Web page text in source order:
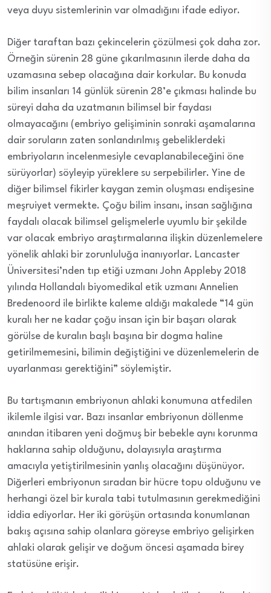
veya duyu sistemlerinin var olmadığını ifade ediyor.
Diğer taraftan bazı çekincelerin çözülmesi çok daha zor.
Örneğin sürenin 28 güne çıkarılmasının ilerde daha da
uzamasına sebep olacağına dair korkular. Bu konuda
bilim insanları 14 günlük sürenin 28’e çıkması halinde bu
süreyi daha da uzatmanın bilimsel bir faydası
olmayacağını (embriyo gelişiminin sonraki aşamalarına
dair soruların zaten sonlandırılmış gebeliklerdeki
embriyoların incelenmesiyle cevaplanabileceğini öne
sürüyorlar) söyleyip yüreklere su serpebilirler. Yine de
diğer bilimsel fikirler kaygan zemin oluşması endişesine
meşruiyet vermekte. Çoğu bilim insanı, insan sağlığına
faydalı olacak bilimsel gelişmelerle uyumlu bir şekilde
var olacak embriyo araştırmalarına ilişkin düzenlemelere
yönelik ahlaki bir zorunluluğa inanıyorlar. Lancaster
Üniversitesi’nden tıp etiği uzmanı John Appleby 2018
yılında Hollandalı biyomedikal etik uzmanı Annelien
Bredenoord ile birlikte kaleme aldığı makalede “14 gün
kuralı her ne kadar çoğu insan için bir başarı olarak
görülse de kuralın başlı başına bir dogma haline
getirilmemesini, bilimin değiştiğini ve düzenlemelerin de
uyarlanması gerektiğini” söylemiştir.
Bu tartışmanın embriyonun ahlaki konumuna atfedilen
ikilemle ilgisi var. Bazı insanlar embriyonun döllenme
anından itibaren yeni doğmuş bir bebekle aynı korunma
haklarına sahip olduğunu, dolayısıyla araştırma
amacıyla yetiştirilmesinin yanlış olacağını düşünüyor.
Diğerleri embriyonun sıradan bir hücre topu olduğunu ve
herhangi özel bir kurala tabi tutulmasının gerekmediğini
iddia ediyorlar. Her iki görüşün ortasında konumlanan
bakış açısına sahip olanlara göreyse embriyo gelişirken
ahlaki olarak gelişir ve doğum öncesi aşamada birey
statüsüne erişir.